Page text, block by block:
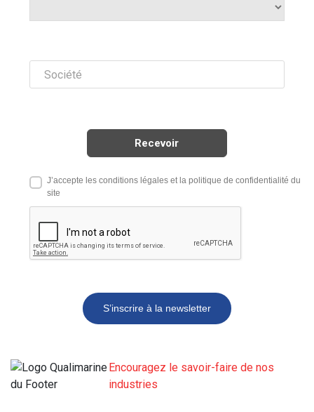
J’accepte les conditions légales et la politique de confidentialité du
site
S’inscrire à la newsletter
Encouragez le savoir-faire de nos
industries